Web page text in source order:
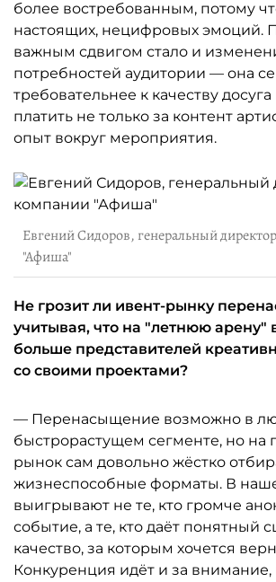
более востребованным, потому
настоящих, нецифровых эмоций.
важным сдвигом стало и
потребностей аудитории — она
требовательнее к качеству досуга
платить не только за контент
опыт вокруг мероприятия.
Евгений Сидоров, генеральный
"Афиша"
Не грозит ли ивент-рынку
учитывая, что на "летнюю арену"
больше представителей
со своими проектами?
— Перенасыщение возможно в
быстрорастущем сегменте, но на
рынок сам довольно жёстко
жизнеспособные форматы. В
выигрывают не те, кто громче
событие, а те, кто даёт понятный
качество, за которым хочется
Конкуренция идёт и за внимание,